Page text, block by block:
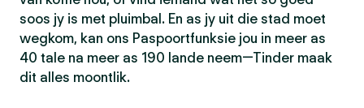
soos jy is met pluimbal. En as jy uit die stad moet
wegkom, kan ons Paspoortfunksie jou in meer as
40 tale na meer as 190 lande neem—Tinder maak
dit alles moontlik.